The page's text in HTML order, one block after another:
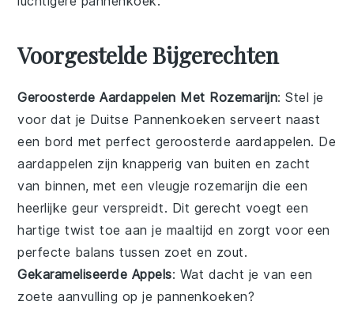
Voorgestelde Bijgerechten
Geroosterde Aardappelen Met Rozemarijn: Stel je
voor dat je Duitse Pannenkoeken serveert naast
een bord met perfect geroosterde aardappelen. De
aardappelen zijn knapperig van buiten en zacht
van binnen, met een vleugjerozemarijn die een
heerlijke geur verspreidt. Dit gerecht voegt een
hartige twist toe aan je maaltijd en zorgt voor een
perfecte balans tussen zoet en zout.
Gekarameliseerde Appels: Wat dacht je van een
zoete aanvulling op je pannenkoeken?